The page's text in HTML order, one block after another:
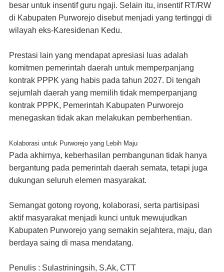
besar untuk insentif guru ngaji. Selain itu, insentif RT/RW
di Kabupaten Purworejo disebut menjadi yang tertinggi di
wilayah eks-Karesidenan Kedu.
Prestasi lain yang mendapat apresiasi luas adalah
komitmen pemerintah daerah untuk memperpanjang
kontrak PPPK yang habis pada tahun 2027. Di tengah
sejumlah daerah yang memilih tidak memperpanjang
kontrak PPPK, Pemerintah Kabupaten Purworejo
menegaskan tidak akan melakukan pemberhentian.
Kolaborasi untuk Purworejo yang Lebih Maju
Pada akhirnya, keberhasilan pembangunan tidak hanya
bergantung pada pemerintah daerah semata, tetapi juga
dukungan seluruh elemen masyarakat.
Semangat gotong royong, kolaborasi, serta partisipasi
aktif masyarakat menjadi kunci untuk mewujudkan
Kabupaten Purworejo yang semakin sejahtera, maju, dan
berdaya saing di masa mendatang.
Penulis : Sulastriningsih, S.Ak, CTT